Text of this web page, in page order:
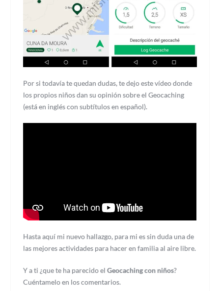
Por si todavía te quedan dudas, te dejo este vídeo donde
los propios niños dan su opinión sobre el Geocaching
(está en inglés con subtítulos en español).
Hasta aquí mi nuevo hallazgo, para mi es sin duda una de
las mejores actividades para hacer en familia al aire libre.
Y a ti ¿que te ha parecido elGeocaching con niños?
Cuéntamelo en los comentarios.